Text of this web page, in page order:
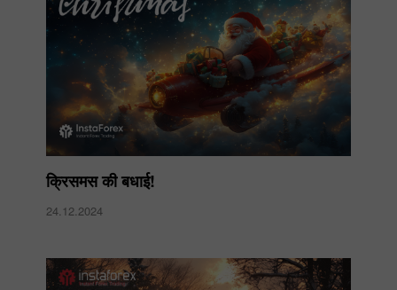
क्रिसमस की बधाई!
24.12.2024